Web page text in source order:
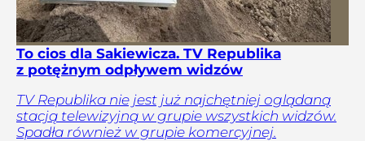
To cios dla Sakiewicza. TV Republika
z potężnym odpływem widzów
TV Republika nie jest już najchętniej oglądaną
stacją telewizyjną w grupie wszystkich widzów.
Spadła również w grupie komercyjnej.